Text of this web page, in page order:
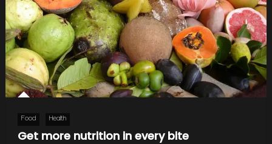
Food Health
Get more nutrition in every bite